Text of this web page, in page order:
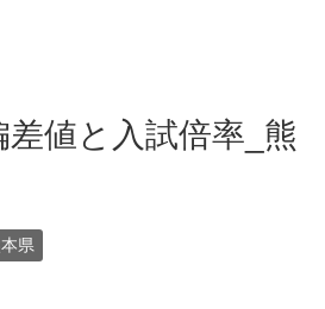
値と入試倍率_熊
県